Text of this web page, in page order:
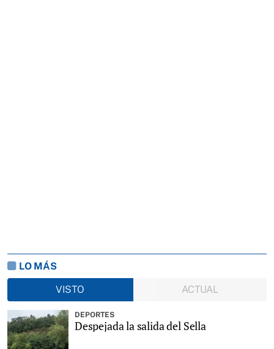
LO MÁS
VISTO
ACTUAL
DEPORTES
Despejada la salida del Sella